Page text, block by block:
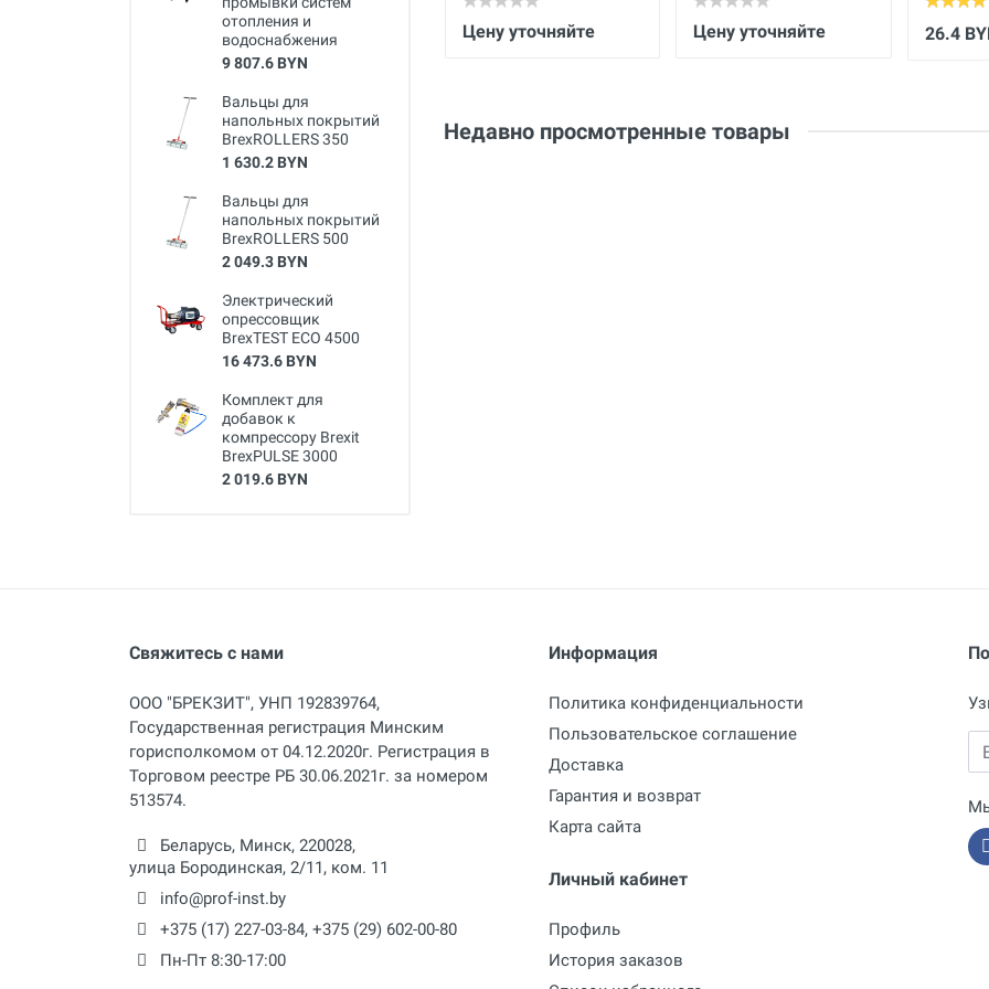
отопления и
водоснабжения
9 807.6 BYN
Вальцы для
напольных покрытий
BrexROLLERS 350
1 630.2 BYN
Вальцы для
напольных покрытий
BrexROLLERS 500
2 049.3 BYN
Электрический
опрессовщик
BrexTEST ECO 4500
16 473.6 BYN
Комплект для
добавок к
компрессору Brexit
BrexPULSE 3000
2 019.6 BYN
Цену уточняйте Цену уточняйте 26.4
Недавно просмотренные товары
Свяжитесь с нами
ООО "БРЕКЗИТ", УНП 192839764,
Государственная регистрация Минским
горисполкомом от 04.12.2020г. Регистрация в
Торговом реестре РБ 30.06.2021г. за номером
513574.
Беларусь, Минск, 220028,
улица Бородинская, 2/11, ком. 11
info@prof-inst.by
+375 (17) 227-03-84, +375 (29) 602-00-80
Пн-Пт 8:30-17:00
Информация
Политика конфиденциальности
Пользовательское соглашение
Доставка
Гарантия и возврат
Карта сайта
Личный кабинет
Профиль
История заказов